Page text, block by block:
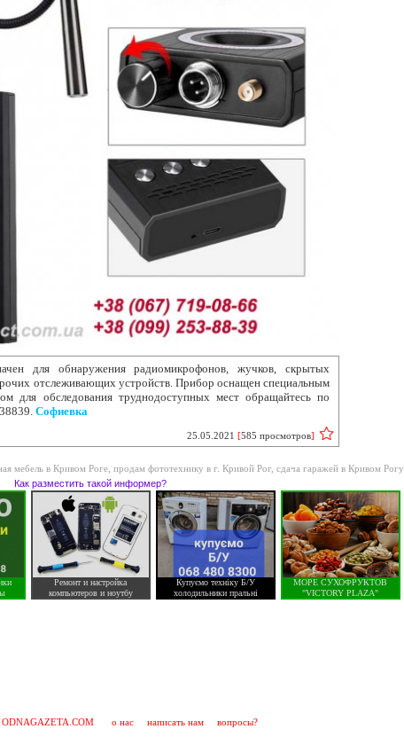
для обнаружения радиомикрофонов, жучков, скрытых
отслеживающих устройств. Прибор оснащен специальным
для обследования труднодоступных мест обращайтесь по
Софиевка
25.05.2021 [585 просмотров]
мебель в Кривом Роге, продам фототехнику в г. Кривой Рог, сдача гаражей в Кривом Рогу
Как разместить такой информер?
Ремонт и настройка
компьютеров и ноутбу
Купуємо техніку Б/У
холодильники пральні
МОРЕ СУХОФРУКТОВ
"VICTORY PLAZA"
о нас написать нам вопросы?